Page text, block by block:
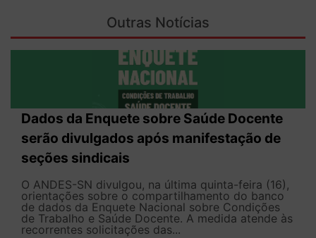
Outras Notícias
Dados da Enquete sobre Saúde Docente
serão divulgados após manifestação de
seções sindicais
O ANDES-SN divulgou, na última quinta-feira (16),
orientações sobre o compartilhamento do banco
de dados da Enquete Nacional sobre Condições
de Trabalho e Saúde Docente. A medida atende às
recorrentes solicitações das...